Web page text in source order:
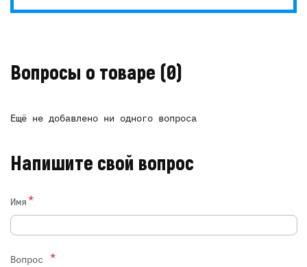
Вопросы о товаре (0)
Ещё не добавлено ни одного вопроса
Напишите свой вопрос
Имя*
Вопрос *